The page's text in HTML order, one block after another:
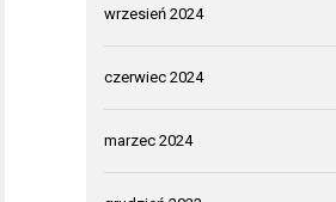
wrzesień 2024
czerwiec 2024
marzec 2024